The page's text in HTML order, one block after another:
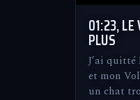
01:23, LE
PLUS
J’ai quitté
et mon
un chat